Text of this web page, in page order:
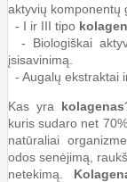
aktyvių komponentų
- I ir III tipo
- Biologiškai
įsisavinimą.
- Augalų ekstraktai
Kas yra kolagenas
kuris sudaro net
natūraliai
odos senėjimą,
netekimą.